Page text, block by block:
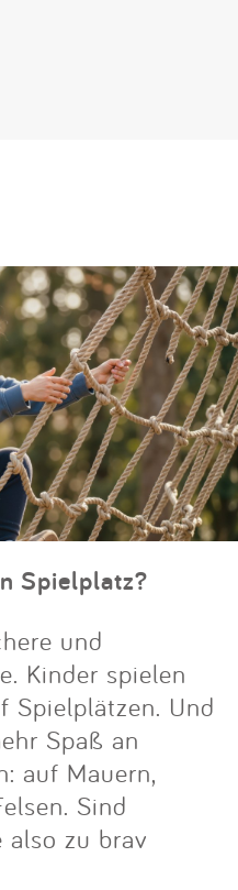
Spielplatz?
und
Kinder spielen
Spielplätzen. Und
Spaß an
auf Mauern,
Sind
also zu brav